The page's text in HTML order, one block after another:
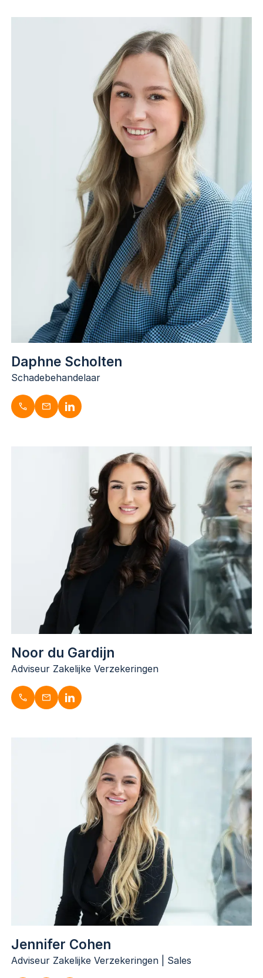
Kaylee Jurjens
Schadebehandelaar & Risicodeskundige
053-3030731
k.jurjens@dugardijn.nl
nl.linkedin.com/in/kaylee-jurjens
Daphne Scholten
Schadebehandelaar
Daphne Scholten
Schadebehandelaar
053-3030742
d.scholten@dugardijn.nl
www.linkedin.com/in/daphne-scholten/
Noor du Gardijn
Adviseur Zakelijke Verzekeringen
Noor du Gardijn
Adviseur Zakelijke Verzekeringen
053-3030728
n.dugardijn@dugardijn.nl
nl.linkedin.com/in/noor-du-gardijn
Jennifer Cohen
Adviseur Zakelijke Verzekeringen | Sales